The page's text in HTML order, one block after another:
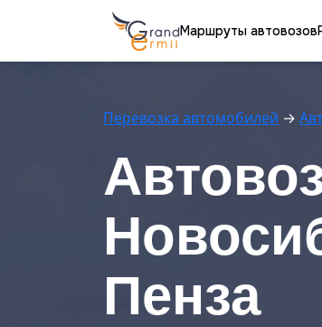
Маршруты автовозов
Перевозка автомобилей →
Пенза